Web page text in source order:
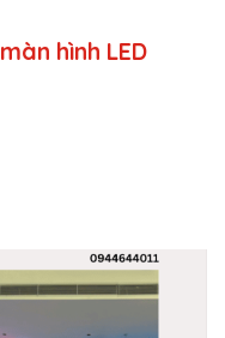
hình LED